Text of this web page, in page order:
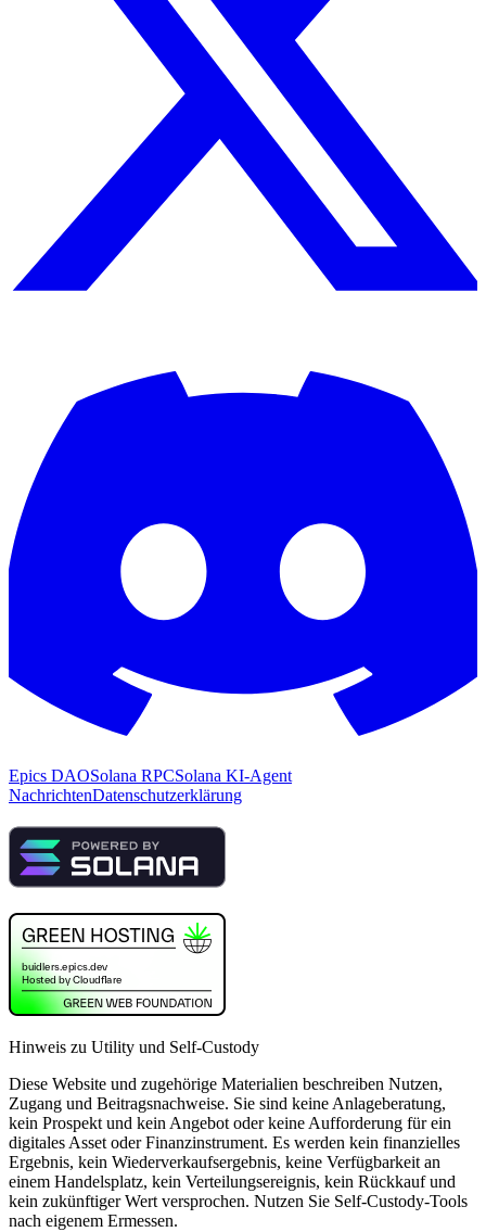
Epics DAOSolana RPCSolana KI-Agent
NachrichtenDatenschutzerklärung
Hinweis zu Utility und Self-Custody
Diese Website und zugehörige Materialien beschreiben Nutzen,
Zugang und Beitragsnachweise. Sie sind keine Anlageberatung,
kein Prospekt und kein Angebot oder keine Aufforderung für ein
digitales Asset oder Finanzinstrument. Es werden kein finanzielles
Ergebnis, kein Wiederverkaufsergebnis, keine Verfügbarkeit an
einem Handelsplatz, kein Verteilungsereignis, kein Rückkauf und
kein zukünftiger Wert versprochen. Nutzen Sie Self-Custody-Tools
nach eigenem Ermessen.